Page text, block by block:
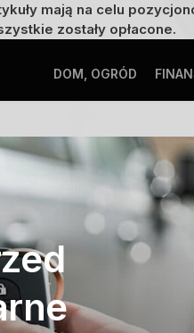
mają na celu
zostały opłacone.
DOM, OGRÓD